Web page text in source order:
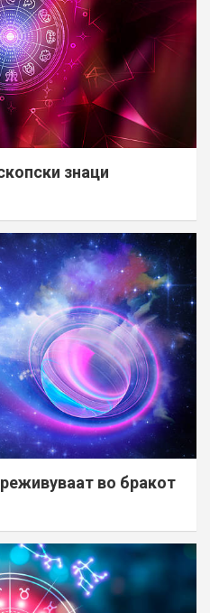
знаци
во бракот